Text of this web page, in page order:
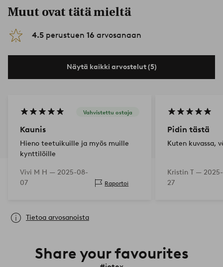
Muut ovat tätä mieltä
4.5 perustuen 16 arvosanaan
Näytä kaikki arvostelut (5)
Vahvistettu ostaja
Kaunis
Hieno teetuikuille ja myös muille
kynttilöille
Vivi M H — 2025-08-
07
Raportoi
Pidin tästä
Kuten kuvassa,
Kristin T —
27
Tietoa arvosanoista
Share your favourites